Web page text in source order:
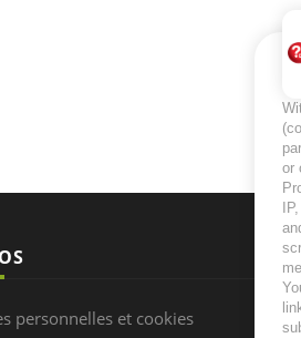
personnelles et cookies
or